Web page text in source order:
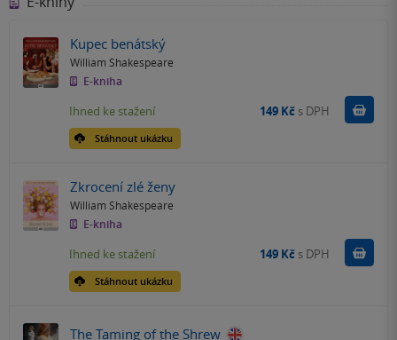
Kupec benátský
William Shakespeare
E-kniha
Stáhnout ukázku
Ihned ke stažení 149 Kč s DPH Koupit
Zkrocení zlé ženy
William Shakespeare
E-kniha
Stáhnout ukázku
Ihned ke stažení 149 Kč s DPH Koupit
The Taming of the Shrew